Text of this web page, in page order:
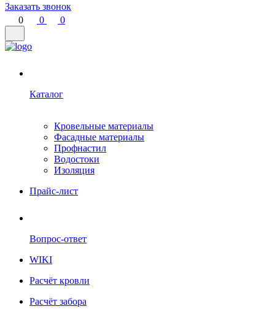
Заказать звонок
0
0 0
Каталог
Кровельные материалы
Фасадные материалы
Профнастил
Водостоки
Изоляция
Прайс-лист
Вопрос-ответ
WIKI
Расчёт кровли
Расчёт забора